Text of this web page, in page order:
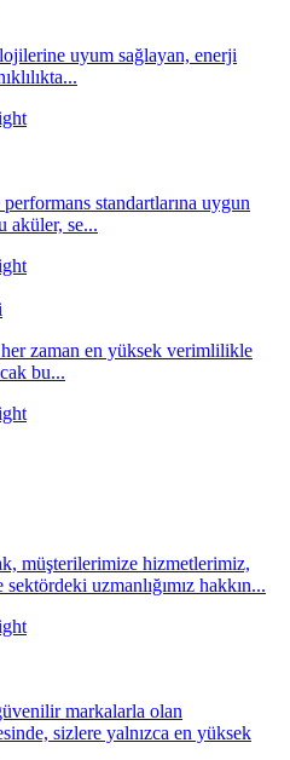
uyum sağlayan, enerji
standartlarına uygun
aküler, se...
her zaman en yüksek verimlilikle
bu...
müşterilerimize hizmetlerimiz,
uzmanlığımız hakkın...
markalarla olan
sizlere yalnızca en yüksek